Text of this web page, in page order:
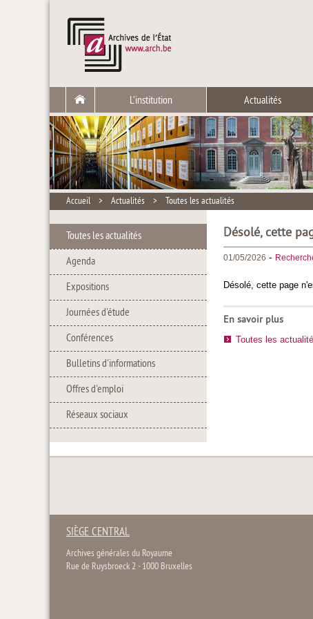
L'institution Actualités
Accueil > Actualités > Toutes les actualités
Toutes les actualités
Agenda
Expositions
Journées d'étude
Conférences
Bulletins d'informations
Offres d'emploi
Réseaux sociaux
Désolé, cette
01/05/2026 -
Désolé, cette page
En savoir plus
Toutes les
SIÈGE CENTRAL
Archives générales du Royaume
Rue de Ruysbroeck 2 - 1000 Bruxelles